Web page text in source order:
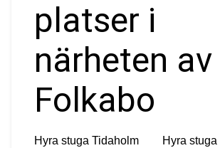
platser i
närheten av
Folkabo
Hyra stuga Tidaholm Hyra stuga